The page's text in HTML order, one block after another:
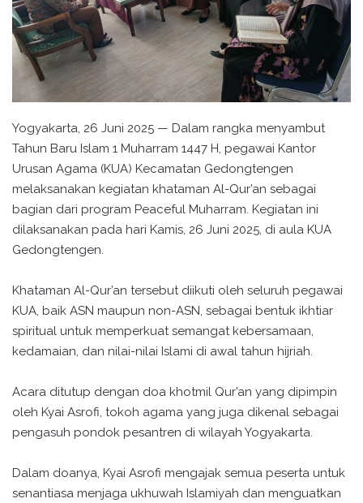
Yogyakarta, 26 Juni 2025 — Dalam rangka menyambut
Tahun Baru Islam 1 Muharram 1447 H, pegawai Kantor
Urusan Agama (KUA) Kecamatan Gedongtengen
melaksanakan kegiatan khataman Al-Qur’an sebagai
bagian dari program Peaceful Muharram. Kegiatan ini
dilaksanakan pada hari Kamis, 26 Juni 2025, di aula KUA
Gedongtengen.
Khataman Al-Qur’an tersebut diikuti oleh seluruh pegawai
KUA, baik ASN maupun non-ASN, sebagai bentuk ikhtiar
spiritual untuk memperkuat semangat kebersamaan,
kedamaian, dan nilai-nilai Islami di awal tahun hijriah.
Acara ditutup dengan doa khotmil Qur’an yang dipimpin
oleh Kyai Asrofi, tokoh agama yang juga dikenal sebagai
pengasuh pondok pesantren di wilayah Yogyakarta.
Dalam doanya, Kyai Asrofi mengajak semua peserta untuk
senantiasa menjaga ukhuwah Islamiyah dan menguatkan